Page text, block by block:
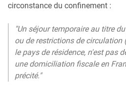
circonstance du confinement :
"Un séjour temporaire au titre
ou de restrictions de circulation
le pays de résidence, n'est pas
une domiciliation fiscale en
précité."